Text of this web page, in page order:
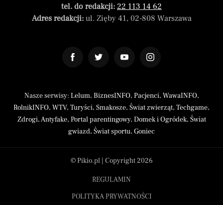
tel. do redakcji: 22 113 14 62
Adres redakcji:ul. Zięby 41, 02-808 Warszawa
Nasze serwisy: Lelum, BiznesINFO, Pacjenci, WawaINFO,
RolnikINFO, WTV, Turyści, Smakosze, Świat zwierząt, Techgame,
Zdrogi,Antyfake, Portal parentingowy, Domek i Ogródek, Świat
gwiazd, Świat sportu, Goniec
© Pikio.pl | Copyright 2026
REGULAMIN
POLITYKA PRYWATNOŚCI